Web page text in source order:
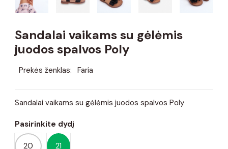
Sandalai vaikams su gėlėmis
juodos spalvos Poly
Prekės ženklas: Faria
Sandalai vaikams su gėlėmis juodos spalvos Poly
Pasirinkite dydį
20 21